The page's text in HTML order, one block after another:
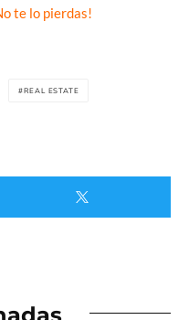
te lo pierdas!
REAL ESTATE